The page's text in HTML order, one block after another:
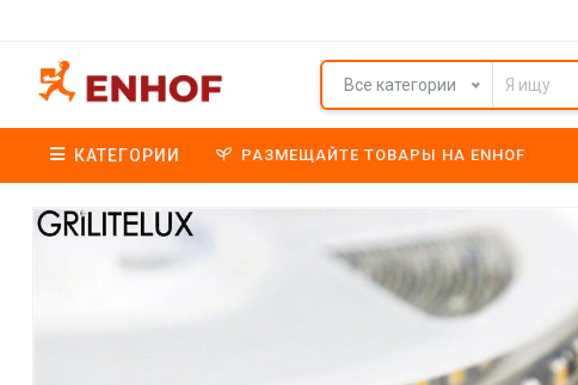
Все категории
КАТЕГОРИИ РАЗМЕЩАЙТЕ ТОВАРЫ НА ENHOF